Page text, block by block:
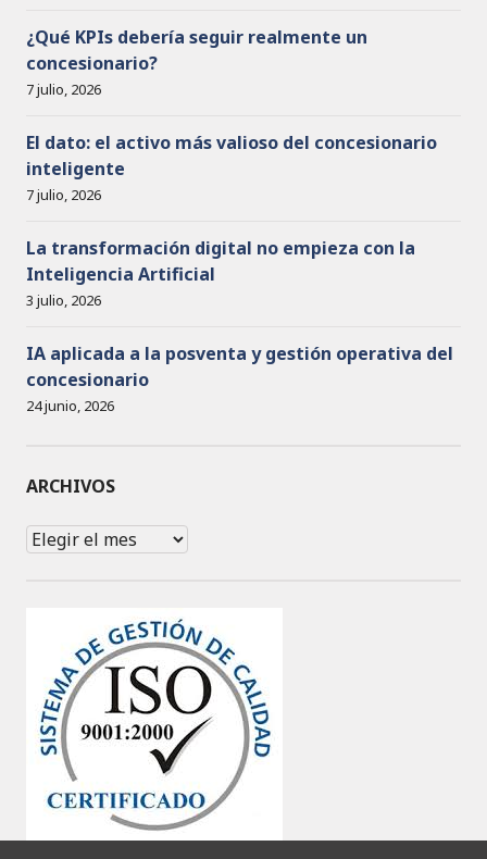
¿Qué KPIs debería seguir realmente un
concesionario?
7 julio, 2026
El dato: el activo más valioso del concesionario
inteligente
7 julio, 2026
La transformación digital no empieza con la
Inteligencia Artificial
3 julio, 2026
IA aplicada a la posventa y gestión operativa del
concesionario
24 junio, 2026
ARCHIVOS
Archivos